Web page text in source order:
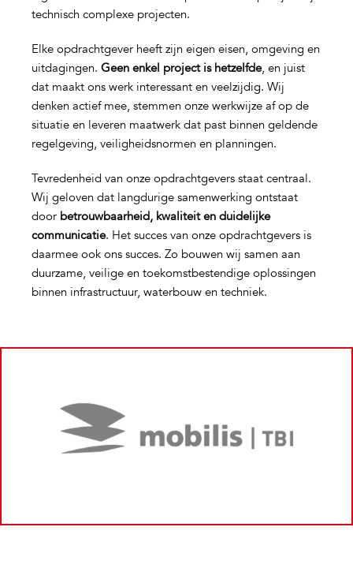
technisch complexe projecten.
Elke opdrachtgever heeft zijn eigen eisen, omgeving en
uitdagingen. Geen enkel project is hetzelfde, en juist
dat maakt ons werk interessant en veelzijdig. Wij
denken actief mee, stemmen onze werkwijze af op de
situatie en leveren maatwerk dat past binnen geldende
regelgeving, veiligheidsnormen en planningen.
Tevredenheid van onze opdrachtgevers staat centraal.
Wij geloven dat langdurige samenwerking ontstaat
door betrouwbaarheid, kwaliteit en duidelijke
communicatie. Het succes van onze opdrachtgevers is
daarmee ook ons succes. Zo bouwen wij samen aan
duurzame, veilige en toekomstbestendige oplossingen
binnen infrastructuur, waterbouw en techniek.